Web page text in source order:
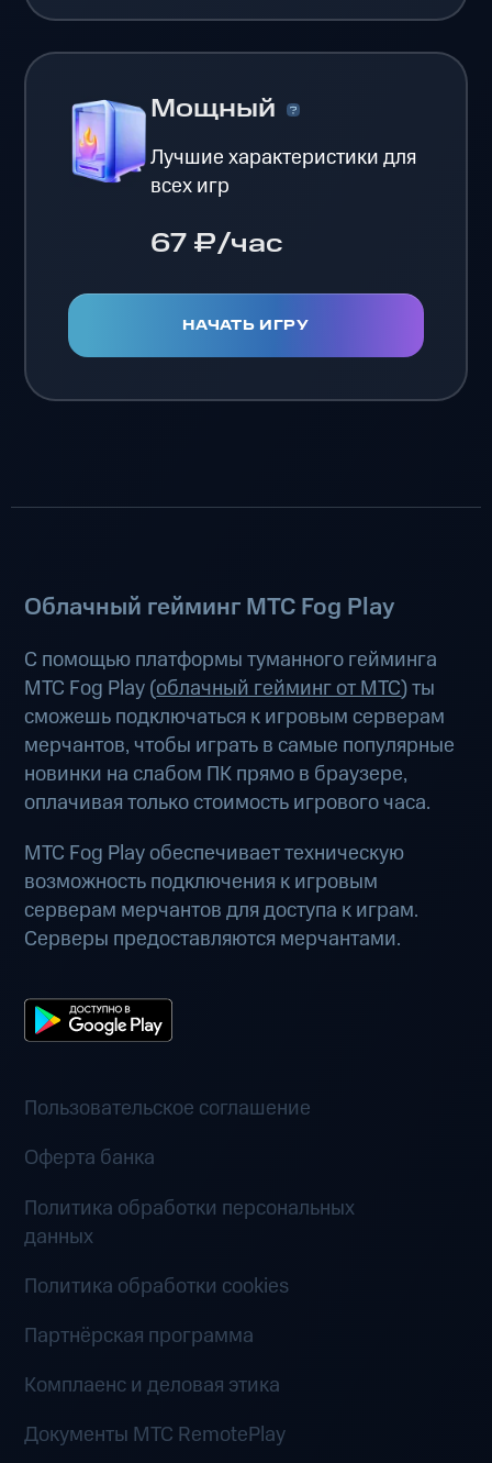
Мощный
Лучшие характеристики для
всех игр
67 ₽/час
НАЧАТЬ ИГРУ
Облачный гейминг МТС Fog Play
С помощью платформы туманного гейминга
МТС Fog Play (облачный гейминг от МТС) ты
сможешь подключаться к игровым серверам
мерчантов, чтобы играть в самые популярные
новинки на слабом ПК прямо в браузере,
оплачивая только стоимость игрового часа.
МТС Fog Play обеспечивает техническую
возможность подключения к игровым
серверам мерчантов для доступа к играм.
Серверы предоставляются мерчантами.
Пользовательское соглашение
Оферта банка
Политика обработки персональных
данных
Политика обработки cookies
Партнёрская программа
Комплаенс и деловая этика
Документы MTC RemotePlay